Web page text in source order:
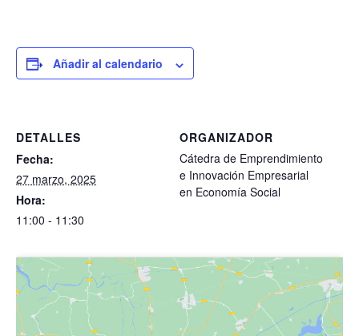
Añadir al calendario
DETALLES
Fecha:
27 marzo, 2025
Hora:
11:00 - 11:30
ORGANIZADOR
Cátedra de Emprendimiento
e Innovación Empresarial
en Economía Social